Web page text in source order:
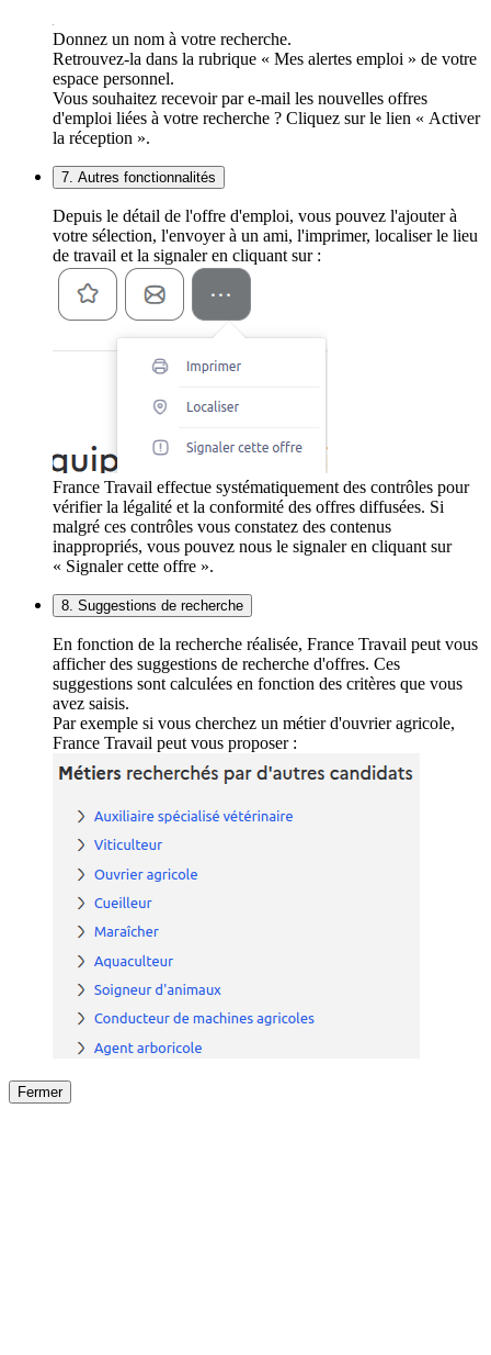
Donnez un nom à votre recherche.
Retrouvez-la dans la rubrique « Mes alertes emploi » de votre
espace personnel.
Vous souhaitez recevoir par e-mail les nouvelles offres
d'emploi liées à votre recherche ? Cliquez sur le lien « Activer
la réception ».
7. Autres fonctionnalités
Depuis le détail de l'offre d'emploi, vous pouvez l'ajouter à
votre sélection, l'envoyer à un ami, l'imprimer, localiser le lieu
de travail et la signaler en cliquant sur :
France Travail effectue systématiquement des contrôles pour
vérifier la légalité et la conformité des offres diffusées. Si
malgré ces contrôles vous constatez des contenus
inappropriés, vous pouvez nous le signaler en cliquant sur
« Signaler cette offre ».
8. Suggestions de recherche
En fonction de la recherche réalisée, France Travail peut vous
afficher des suggestions de recherche d'offres. Ces
suggestions sont calculées en fonction des critères que vous
avez saisis.
Par exemple si vous cherchez un métier d'ouvrier agricole,
France Travail peut vous proposer :
Fermer